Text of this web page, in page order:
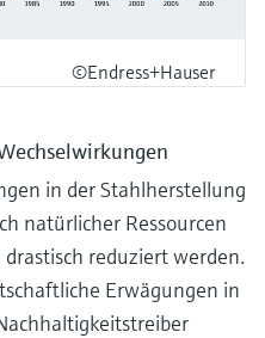
©Endress+Hauser
in der Stahlherstellung
natürlicher Ressourcen
reduziert werden.
Erwägungen in